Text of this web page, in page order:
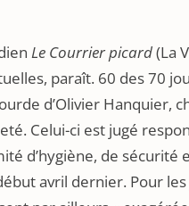
Le Courrier picard(La
paraît. 60 des 70
d’Olivier Hanquier,
Celui-ci est jugé
d’hygiène, de sécurité
avril dernier. Pour